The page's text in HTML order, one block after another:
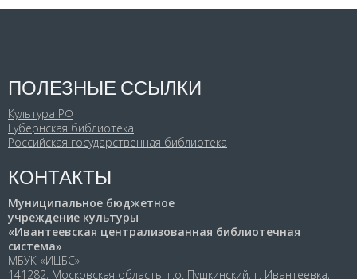
ПОЛЕЗНЫЕ ССЫЛКИ
Культура РФ
Губернская библиотека
Российская государственная библиотека
КОНТАКТЫ
Муниципальное бюджетное
учреждение культуры
«Ивантеевская централизованная библиотечная
система»
МБУК «ИЦБС»
141282, Московская область, г.о. Пушкинский, г. Ивантеевка,